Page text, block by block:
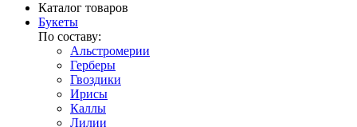
Каталог товаров
Букеты
По составу:
Альстромерии
Герберы
Гвоздики
Ирисы
Каллы
Лилии